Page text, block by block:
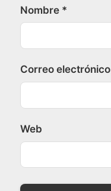
Nombre *
Correo electrónico
Web